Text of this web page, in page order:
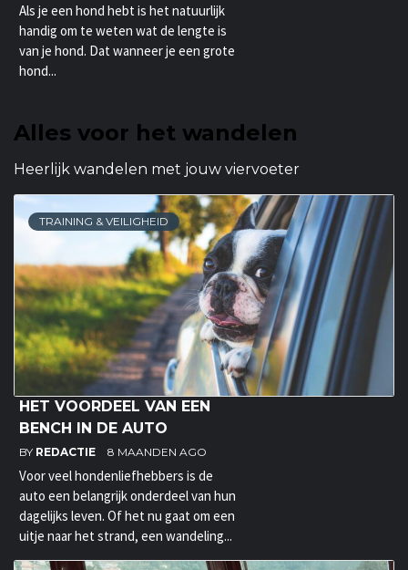
Als je een hond hebt is het natuurlijk
handig om te weten wat de lengte is
van je hond. Dat wanneer je een grote
hond...
Alles voor het wandelen
Heerlijk wandelen met jouw viervoeter
TRAINING & VEILIGHEID
HET VOORDEEL VAN EEN
BENCH IN DE AUTO
BY REDACTIE 8 MAANDEN AGO
Voor veel hondenliefhebbers is de
auto een belangrijk onderdeel van hun
dagelijks leven. Of het nu gaat om een
uitje naar het strand, een wandeling...